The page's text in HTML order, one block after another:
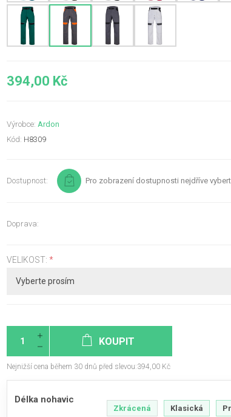
394,00 Kč
Výrobce: Ardon
Kód: H8309
Dostupnost: Pro zobrazení dostupnosti nejdříve
Doprava:
VELIKOST: *
KOUPIT
Nejnižší cena během 30 dnů před slevou:394,00 Kč
Délka nohavic
Zkrácená Klasická